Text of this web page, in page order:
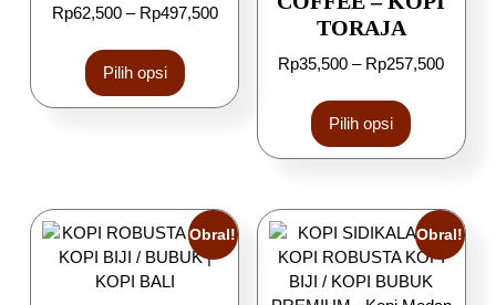
Rp62,500 – Rp497,500
Pilih opsi
TORAJA
Rp35,500 – Rp257,500
Pilih opsi
Obral! Obral!